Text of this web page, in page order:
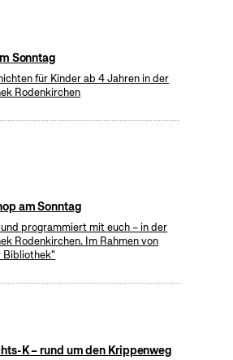
Sonntag
für Kinder ab 4 Jahren in der
Rodenkirchen
am Sonntag
programmiert mit euch – in der
Rodenkirchen. Im Rahmen von
Bibliothek"
K – rund um den Krippenweg